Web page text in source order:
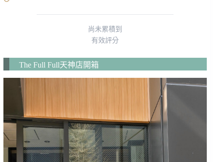
尚未累積到
有效評分
The Full Full天神店開箱